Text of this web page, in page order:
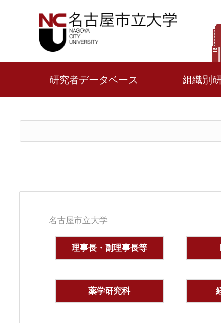
研究者データベース 組織別
名古屋市立大学
理事長・副理事長等
薬学研究科